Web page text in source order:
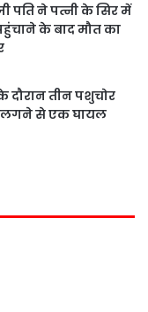
पति ने पत्नी के सिर में
के बाद मौत का
तीन पशुचोर
लगने से एक घायल